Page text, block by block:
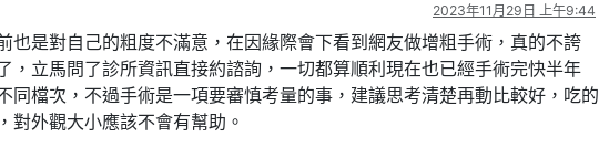
2023年11月29日 上午9:44
也是對自己的粗度不滿意，在因緣際會下看到網友做增粗手術，真的不誇
，立馬問了診所資訊直接約諮詢，一切都算順利現在也已經手術完快半年
同檔次，不過手術是一項要審慎考量的事，建議思考清楚再動比較好，吃的
對外觀大小應該不會有幫助。